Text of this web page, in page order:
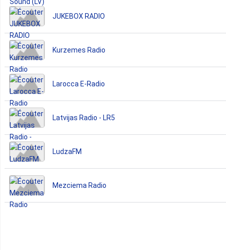
JUKEBOX RADIO
Kurzemes Radio
Larocca E-Radio
Latvijas Radio - LR5
LudzaFM
Mezciema Radio